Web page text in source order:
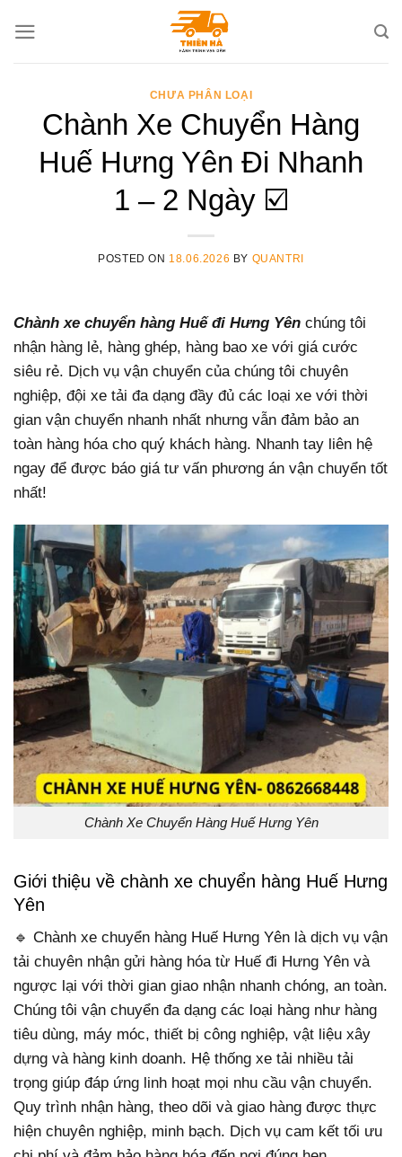
CHƯA PHÂN LOẠI
Chành Xe Chuyển Hàng
Huế Hưng Yên Đi Nhanh
1 – 2 Ngày ☑️
POSTED ON 18.06.2026 BY QUANTRI
Chành xe chuyển hàng Huế đi Hưng Yên chúng tôi
nhận hàng lẻ, hàng ghép, hàng bao xe với giá cước
siêu rẻ. Dịch vụ vận chuyển của chúng tôi chuyên
nghiệp, đội xe tải đa dạng đầy đủ các loại xe với thời
gian vận chuyển nhanh nhất nhưng vẫn đảm bảo an
toàn hàng hóa cho quý khách hàng. Nhanh tay liên hệ
ngay để được báo giá tư vấn phương án vận chuyển tốt
nhất!
Chành Xe Chuyển Hàng Huế Hưng Yên
Giới thiệu về chành xe chuyển hàng Huế Hưng
Yên
🔹 Chành xe chuyển hàng Huế Hưng Yên là dịch vụ vận
tải chuyên nhận gửi hàng hóa từ Huế đi Hưng Yên và
ngược lại với thời gian giao nhận nhanh chóng, an toàn.
Chúng tôi vận chuyển đa dạng các loại hàng như hàng
tiêu dùng, máy móc, thiết bị công nghiệp, vật liệu xây
dựng và hàng kinh doanh. Hệ thống xe tải nhiều tải
trọng giúp đáp ứng linh hoạt mọi nhu cầu vận chuyển.
Quy trình nhận hàng, theo dõi và giao hàng được thực
hiện chuyên nghiệp, minh bạch. Dịch vụ cam kết tối ưu